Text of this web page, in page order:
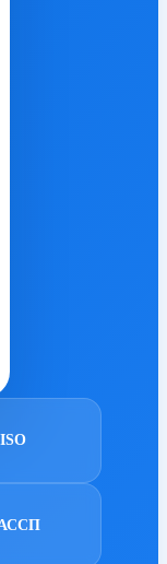
ISO